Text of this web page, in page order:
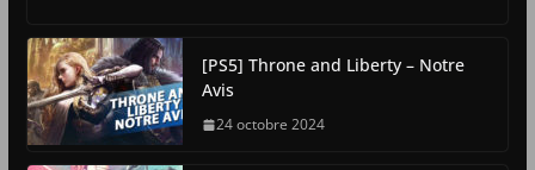
[PS5] Throne and Liberty – Notre
Avis
24 octobre 2024